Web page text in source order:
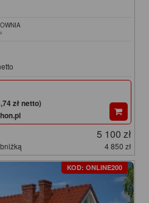
zł netto)
5 100 zł
4 850 zł
KOD: ONLINE200